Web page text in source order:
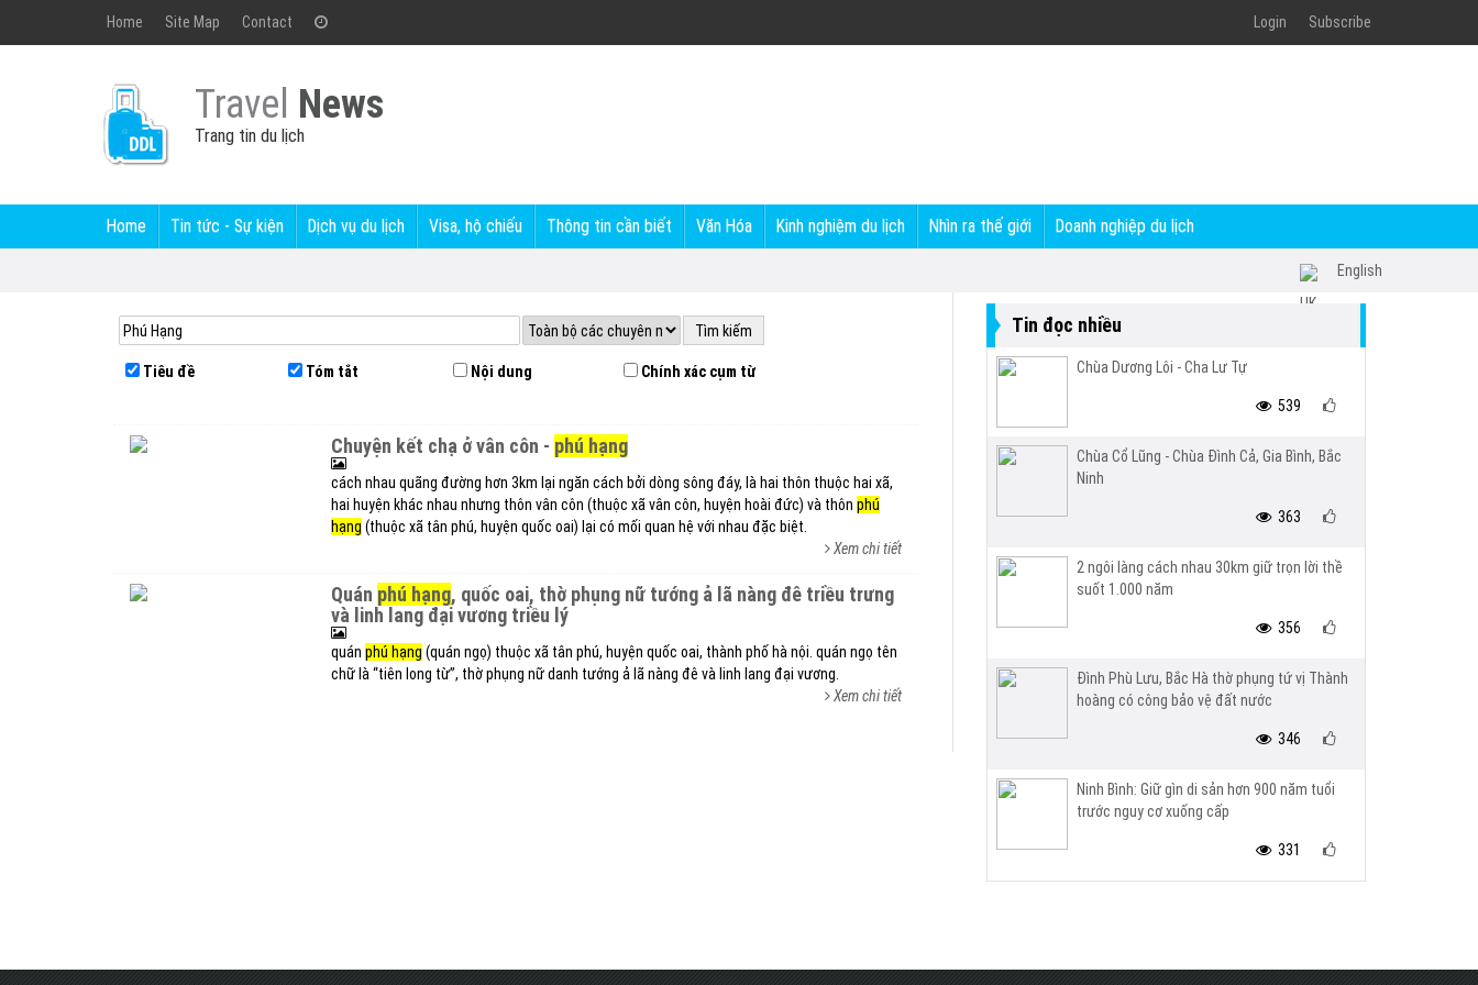
Home Site Map Contact Login Subscribe
Travel News
Trang tin du lịch
Home Tin tức - Sự kiện Dịch vụ du lịch Visa, hộ chiếu Thông tin cần biết Văn Hóa Kinh nghiệm du lịch Nhìn ra thế giới Doanh nghiệp du lịch
English
Tiêu đề Tóm tắt Nội dung Chính xác cụm từ
chuyện kết chạ ở vân côn - phú hạng
cách nhau quãng đường hơn 3km lại ngăn cách bởi dòng sông đáy, là hai thôn thuộc hai xã,
hai huyện khác nhau nhưng thôn vân côn (thuộc xã vân côn, huyện hoài đức) và thôn phú
hạng (thuộc xã tân phú, huyện quốc oai) lại có mối quan hệ với nhau đặc biệt.
Xem chi tiết
quán phú hạng, quốc oai, thờ phụng nữ tướng ả lã nàng đê triều trưng
và linh lang đại vương triều lý
quán phú hạng (quán ngọ) thuộc xã tân phú, huyện quốc oai, thành phố hà nội. quán ngọ tên
chữ là “tiên long từ”, thờ phụng nữ danh tướng ả lã nàng đê và linh lang đại vương.
Xem chi tiết
Tin đọc nhiều
Chùa Dương Lôi - Cha Lư Tự
539
Chùa Cổ Lũng - Chùa Đình Cả, Gia Bình, Bắc
Ninh
363
2 ngôi làng cách nhau 30km giữ trọn lời thề
suốt 1.000 năm
356
Đình Phù Lưu, Bắc Hà thờ phụng tứ vị Thành
hoàng có công bảo vệ đất nước
346
Ninh Bình: Giữ gìn di sản hơn 900 năm tuổi
trước nguy cơ xuống cấp
331